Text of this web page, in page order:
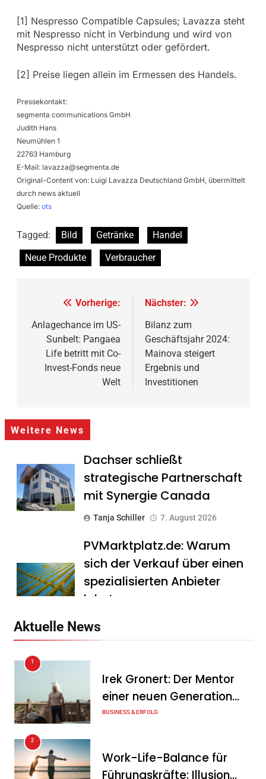
[1] Nespresso Compatible Capsules; Lavazza steht
mit Nespresso nicht in Verbindung und wird von
Nespresso nicht unterstützt oder gefördert.
[2] Preise liegen allein im Ermessen des Handels.
Pressekontakt:
segmenta communications GmbH
Judith Hans
Neumühlen 1
22763 Hamburg
E-Mail: lavazza@segmenta.de
Original-Content von: Luigi Lavazza Deutschland GmbH, übermittelt
durch news aktuell
Quelle: ots
Tagged: Bild Getränke
Handel
Neue Produkte
Verbraucher
Beitragsnavigation
Vorherige:
Anlagechance im US-
Sunbelt: Pangaea
Life betritt mit Co-
Invest-Fonds neue
Welt
Nächster:
Bilanz zum
Geschäftsjahr 2024:
Mainova steigert
Ergebnis und
Investitionen
Weitere News
Dachser schließt
strategische Partnerschaft
mit Synergie Canada
Tanja Schiller 7. August 2026
PVMarktplatz.de: Warum
sich der Verkauf über einen
spezialisierten Anbieter
lohnt
Mitarbeitergespräch pro
Jahr nichts verändert – und
was stattdessen
Verbindlichkeit schafft
Tanja Schiller 7. August 2026
Aktuelle News
1
Irek Gronert: Der Mentor
einer neuen Generation
von Unternehmern
BUSINESS & ERFOLG
2
Work-Life-Balance für
Führungskräfte: Illusion